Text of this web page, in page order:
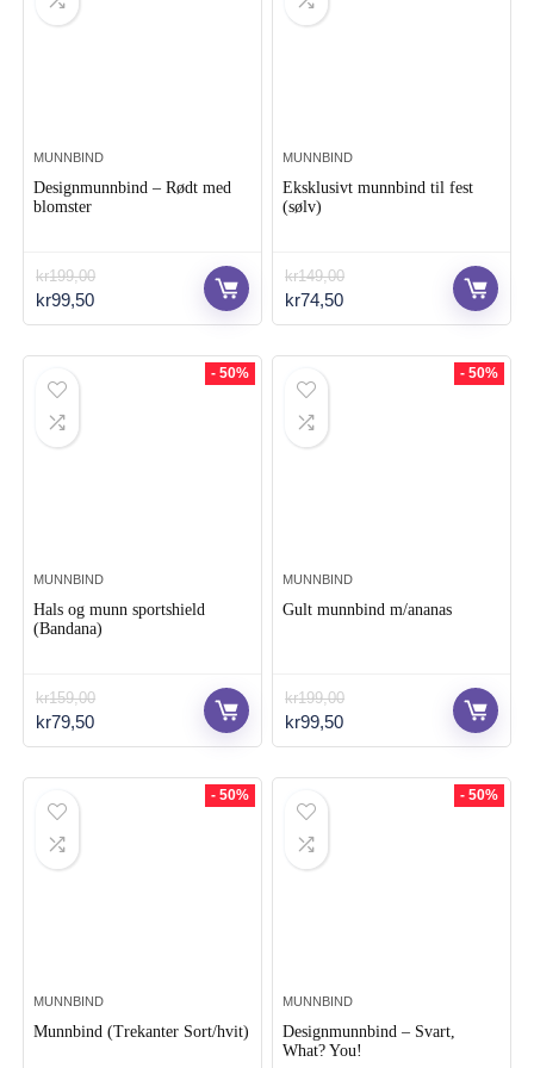
MUNNBIND
Designmunnbind – Rødt med
blomster
kr199,00
Opprinnelig
pris
kr99,50Nåværende
pris
MUNNBIND
Eksklusivt munnbind til fest
(sølv)
kr149,00
Opprinnelig
pris
kr74,50Nåværende
pris
- 50%
MUNNBIND
Hals og munn sportshield
(Bandana)
kr159,00
Opprinnelig
pris
kr79,50Nåværende
pris
- 50%
MUNNBIND
Gult munnbind m/ananas
kr199,00
Opprinnelig
pris
kr99,50Nåværende
pris
- 50%
MUNNBIND
Munnbind (Trekanter Sort/hvit)
- 50%
MUNNBIND
Designmunnbind – Svart,
What? You!